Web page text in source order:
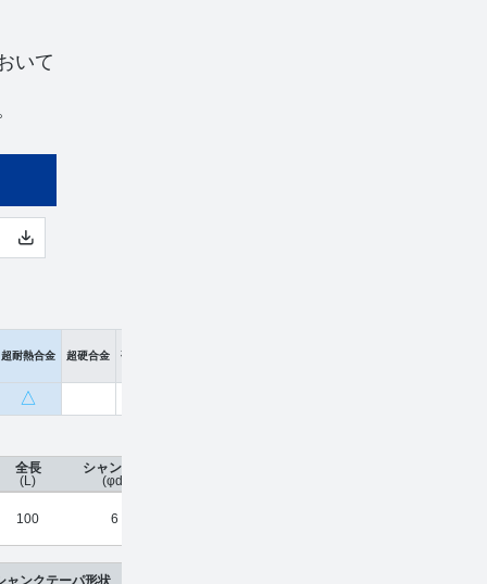
いて
超耐熱合金 超硬合金 硬脆材
△
全長
(L)
100
シャンク径
(φd)
6
ャンクテーパ形状